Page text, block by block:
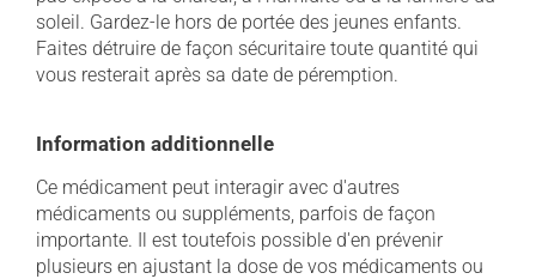
soleil. Gardez-le hors de portée des jeunes enfants.
Faites détruire de façon sécuritaire toute quantité qui
vous resterait après sa date de péremption.
Information additionnelle
Ce médicament peut interagir avec d'autres
médicaments ou suppléments, parfois de façon
importante. Il est toutefois possible d'en prévenir
plusieurs en ajustant la dose de vos médicaments ou